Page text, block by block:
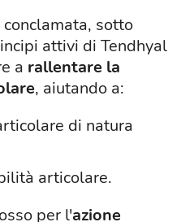
sotto
attivi di Tendhyal
a rallentare la
, aiutando a:
di natura
articolare.
per l'azione